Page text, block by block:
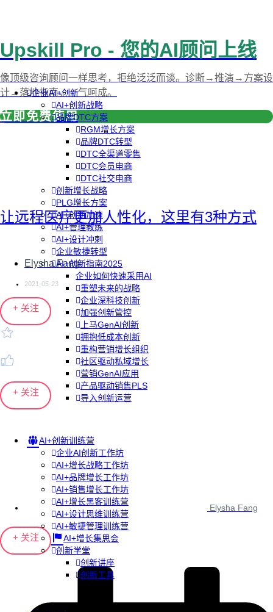
企业AI+创新
AI+创新战略
品牌DTC方案
RGM增长方案
品牌DTC转型
DTC全渠道零售
DTC会员电商
DTC社交电商
创新增长战略
PLG增长方案
AI+创新加速
AI+管理教练
AI+设计冲刺
企业敏捷转型
AI+创新指南2025
企业如何快速采用AI
重塑未来的战略
企业深科技创新
加强创新管控
上马GenAI创新
拥抱低成本创新
重构营销增长组织
社区驱动私域增长
营销GenAI应用
产品驱动销售PLS
导入创新运营
AI+创新训练营
企业AI创新工作坊
AI+增长战略工作坊
AI+品牌增长工作坊
AI+销售增长工作坊
AI+增长黑客训练营
AI+设计思维训练营
AI+敏捷管理训练营
AI+增长集思会
创新学堂
创新讲座
创新工具
Upskill Pro - 您的AI顾问上线
像顶级咨询顾问一样思考，拒绝泛泛而谈。诊断→推演→方案设
计→落地指南，一气呵成。
立即免费使用
让远程医疗更加人性化，这里有3种方式
Elysha Fang
2021-05-23
+ 关注
+ 关注
Elysha Fang
+ 关注